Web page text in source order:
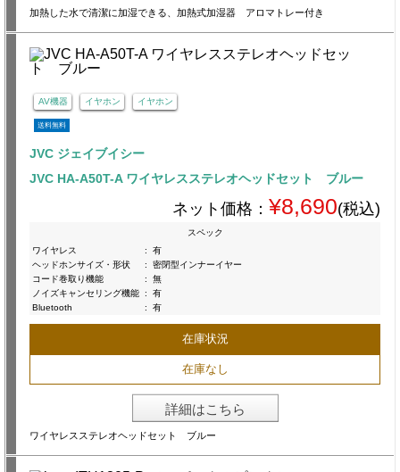
加熱した水で清潔に加湿できる、加熱式加湿器 アロマトレー付き
AV機器 イヤホン イヤホン
送料無料
JVC ジェイブイシー
JVC HA-A50T-A ワイヤレスステレオヘッドセット ブルー
ネット価格： ¥8,690(税込)
スペック
ワイヤレス
:
有
ヘッドホンサイズ・形状
:
密閉型インナーイヤー
コード巻取り機能
:
無
ノイズキャンセリング機能 :
有
Bluetooth
: 有
在庫状況
在庫なし
詳細はこちら
ワイヤレスステレオヘッドセット ブルー